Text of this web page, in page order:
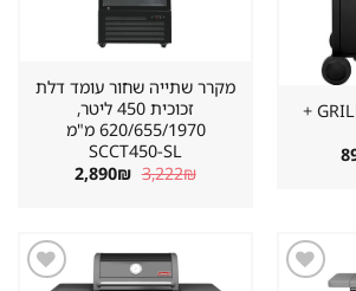
גריל גז 3 מבערים GRILL +
מקרר שתייה שחור עומד דלת
זכוכית 450 ליטר,
620/655/1970 מ"מ
SCCT450-SL
3,222 המחיר
2,890 ₪ המחיר
הנוכחי